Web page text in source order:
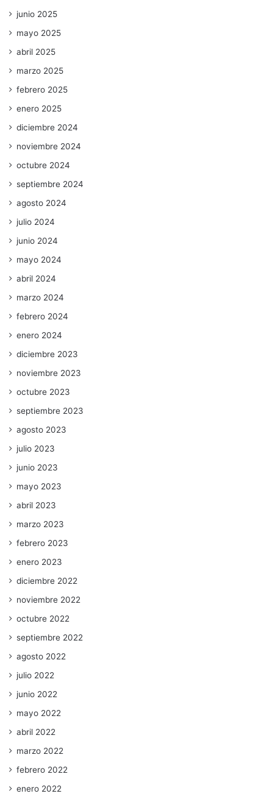
junio 2025
mayo 2025
abril 2025
marzo 2025
febrero 2025
enero 2025
diciembre 2024
noviembre 2024
octubre 2024
septiembre 2024
agosto 2024
julio 2024
junio 2024
mayo 2024
abril 2024
marzo 2024
febrero 2024
enero 2024
diciembre 2023
noviembre 2023
octubre 2023
septiembre 2023
agosto 2023
julio 2023
junio 2023
mayo 2023
abril 2023
marzo 2023
febrero 2023
enero 2023
diciembre 2022
noviembre 2022
octubre 2022
septiembre 2022
agosto 2022
julio 2022
junio 2022
mayo 2022
abril 2022
marzo 2022
febrero 2022
enero 2022